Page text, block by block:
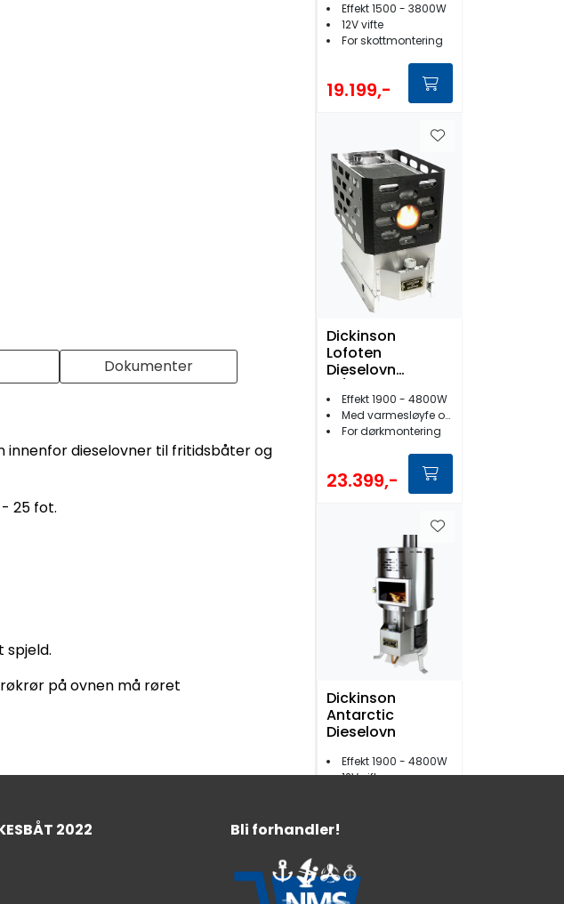
Dokumenter
innenfor dieselovner til fritidsbåter og
25 fot.
på ovnen må røret
Effekt 1500 - 3800W
12V vifte
For skottmontering
19.199,-
Dickinson
Lofoten
Dieselovn
Effekt 1900 - 4800W
Med varmesløyfe og 12V vifte
For dørkmontering
23.399,-
Dickinson
Antarctic
Dieselovn
Effekt 1900 - 4800W
12V vifte
21.099,-
2022 Bli forhandler!